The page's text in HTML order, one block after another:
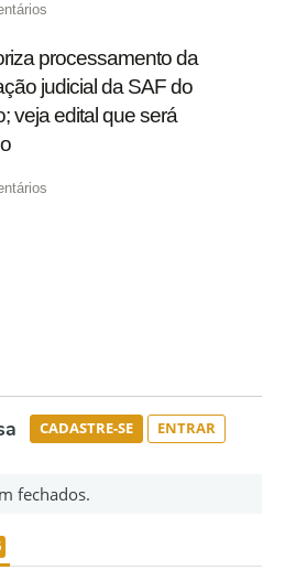
processamento da
judicial da SAF do
veja edital que será